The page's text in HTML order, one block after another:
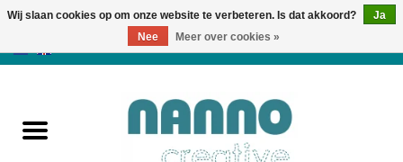
Producten
Wij slaan cookies op om onze website te verbeteren. Is dat akkoord?
Ja
Nee
Meer over cookies »